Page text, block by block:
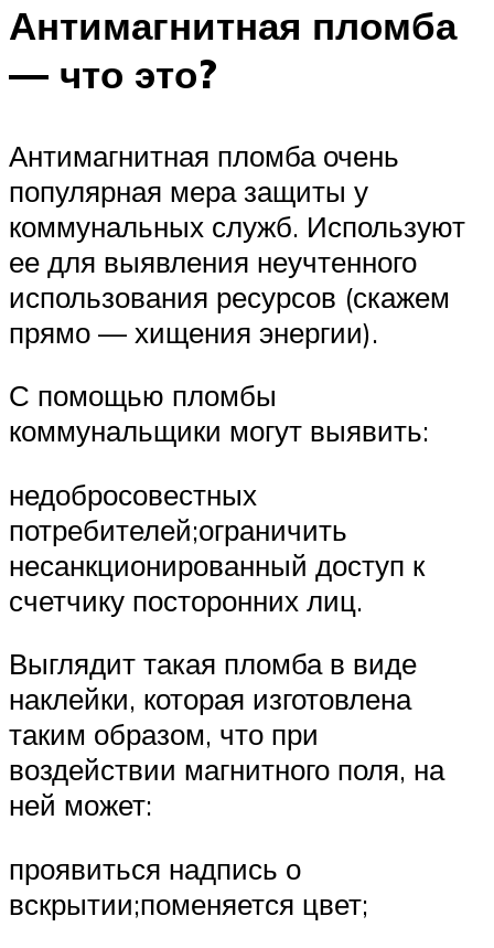
Антимагнитная пломба
— что это?
Антимагнитная пломба очень
популярная мера защиты у
коммунальных служб. Используют
ее для выявления неучтенного
использования ресурсов (скажем
прямо — хищения энергии).
С помощью пломбы
коммунальщики могут выявить:
недобросовестных
потребителей;ограничить
несанкционированный доступ к
счетчику посторонних лиц.
Выглядит такая пломба в виде
наклейки, которая изготовлена
таким образом, что при
воздействии магнитного поля, на
ней может:
проявиться надпись о
вскрытии;поменяется цвет;